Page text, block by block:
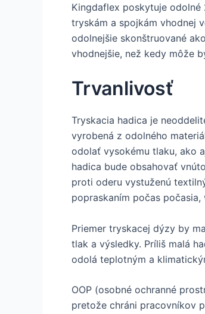
Kingdaflex poskytuje
tryskám a spojkám vhodnej
odolnejšie skonštruované
vhodnejšie, než kedy môže
Trvanlivosť
Tryskacia hadica je
vyrobená z odolného
odolať vysokému tlaku, ako
hadica bude obsahovať
proti oderu vystuženú
popraskaním počas
Priemer tryskacej dýzy by
tlak a výsledky. Príliš malá
odolá teplotným a
OOP (osobné ochranné
pretože chráni pracovníkov